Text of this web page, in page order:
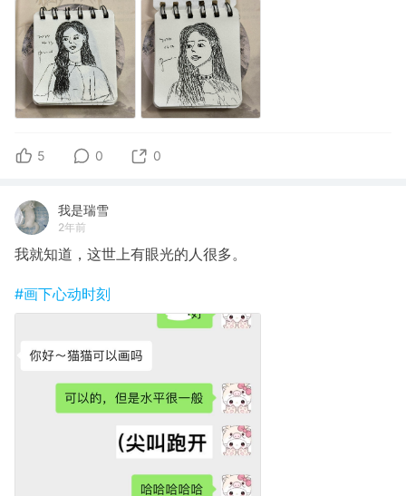
5 0 0
我是瑞雪
2年前
我就知道，这世上有眼光的人很多。
#画下心动时刻